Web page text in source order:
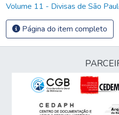
Volume 11 - Divisas de São
Página do item completo